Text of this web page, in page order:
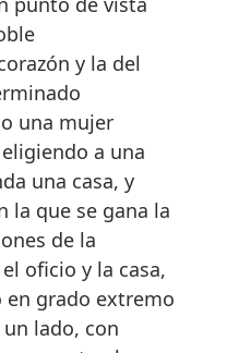
y la del
una mujer
a una
una casa, y
la que se gana la
de la
oficio y la casa,
en grado extremo
lado, con